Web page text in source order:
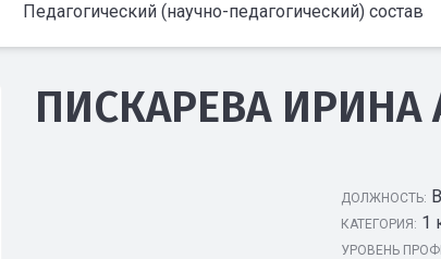
Педагогический (научно-педагогический) состав
ПИСКАРЕВА ИРИНА
ДОЛЖНОСТЬ:
КАТЕГОРИЯ: 1
УРОВЕНЬ